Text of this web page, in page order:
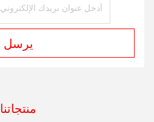
يرسل
منتجاتنا